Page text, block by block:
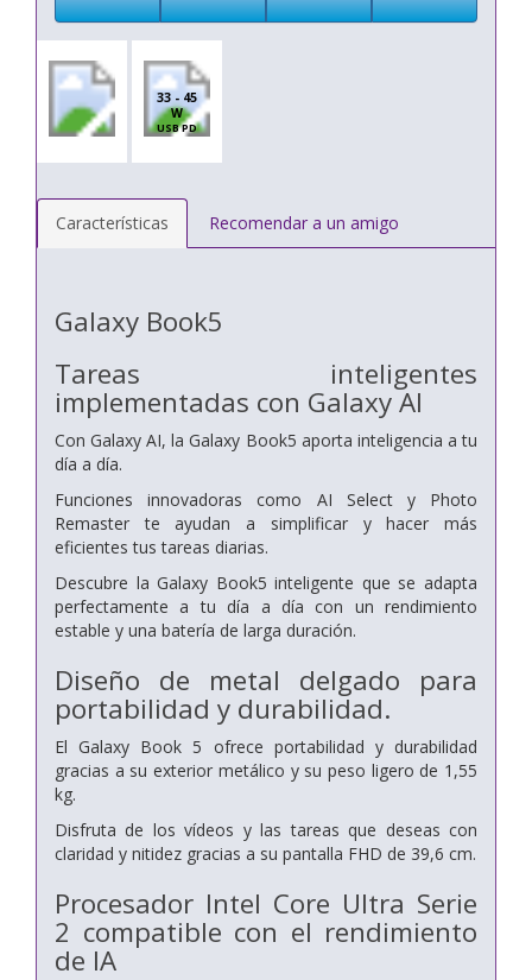
33 - 45
W
USB PD
Características Recomendar a un amigo
Galaxy Book5
Tareas inteligentes
implementadas con Galaxy AI
Con Galaxy AI, la Galaxy Book5 aporta inteligencia a tu
día a día.
Funciones innovadoras como AI Select y Photo
Remaster te ayudan a simplificar y hacer más
eficientes tus tareas diarias.
Descubre la Galaxy Book5 inteligente que se adapta
perfectamente a tu día a día con un rendimiento
estable y una batería de larga duración.
Diseño de metal delgado para
portabilidad y durabilidad.
El Galaxy Book 5 ofrece portabilidad y durabilidad
gracias a su exterior metálico y su peso ligero de 1,55
kg.
Disfruta de los vídeos y las tareas que deseas con
claridad y nitidez gracias a su pantalla FHD de 39,6 cm.
Procesador Intel Core Ultra Serie
2 compatible con el rendimiento
de IA